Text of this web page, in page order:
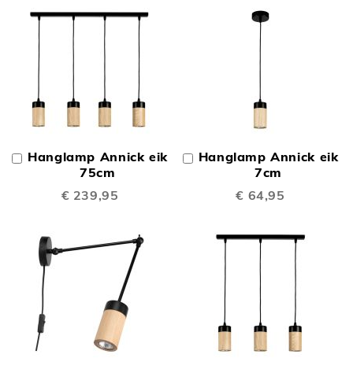
Hanglamp Annick eik
75cm
€ 239,95
In
Winkelwagen
Hanglamp Annick eik
7cm
€ 64,95
In
Winkelwagen